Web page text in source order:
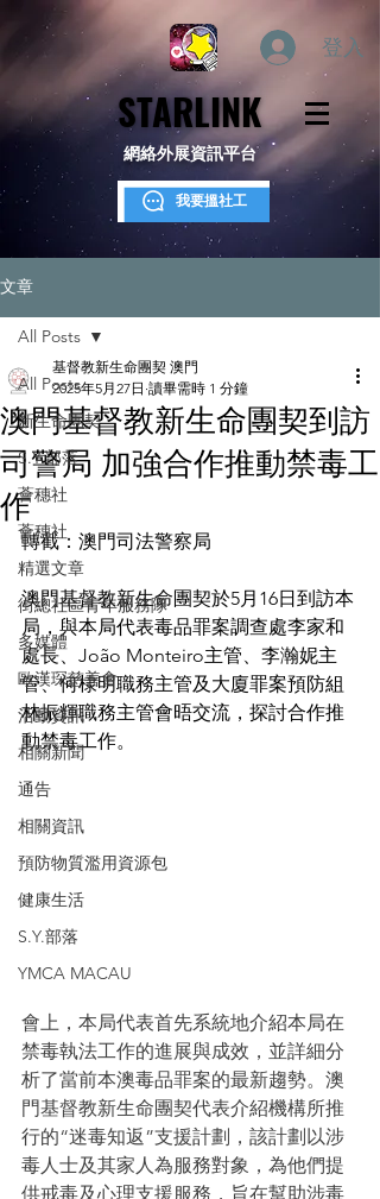
登入
STARLINK
STARLINK
網絡外展資訊平台
我要搵社工
文章
All Posts
新生命團契
S.Y.部落
薈穗社
薈穗社
精選文章
街總社區青年服務隊
多媒體
歐漢琛慈善會
活動資訊
相關新聞
通告
相關資訊
預防物質濫用資源包
健康生活
S.Y.部落
YMCA MACAU
All Posts
澳門基督教新生命團契到訪
司警局 加強合作推動禁毒工
作
基督教新生命團契 澳門
2025年5月27日 讀畢需時 1 分鐘
轉截：澳門司法警察局
澳門基督教新生命團契於5月16日到訪本
局，與本局代表毒品罪案調查處李家和
處長、João Monteiro主管、李瀚妮主
管、何棣明職務主管及大廈罪案預防組
林振輝職務主管會晤交流，探討合作推
動禁毒工作。
會上，本局代表首先系統地介紹本局在
禁毒執法工作的進展與成效，並詳細分
析了當前本澳毒品罪案的最新趨勢。澳
門基督教新生命團契代表介紹機構所推
行的“迷毒知返”支援計劃，該計劃以涉
毒人士及其家人為服務對象，為他們提
供戒毒及心理支援服務，旨在幫助涉毒